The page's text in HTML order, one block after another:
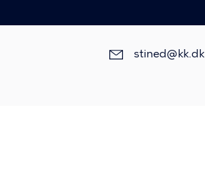
stined@kk.dk